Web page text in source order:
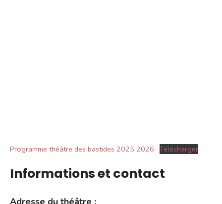
Programme théâtre des bastides 2025 2026 Télécharger
Informations et contact
Adresse du théâtre :